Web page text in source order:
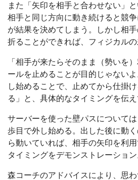
また「矢印を相手と合わせない」
相手と同じ方向に動き続けると競
が結果を決めてしまう。しかし相
折ることができれば、フィジカルの
「相手が来たらそのまま（勢いを
ールを止めることが目的じゃない
し始めることで、止めてから仕掛
る」と、具体的なタイミングを伝え
サーバーを使った壁パスについて
歩目で外し始める。出した後に動
ら動いていれば、相手の矢印を利
タイミングをデモンストレーション
森コーチのアドバイスにより、思